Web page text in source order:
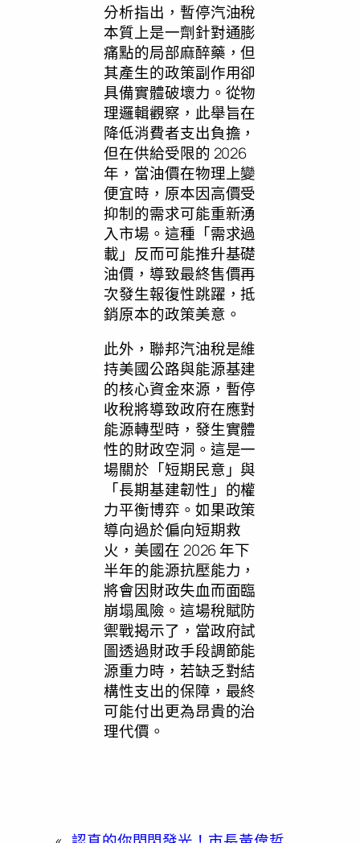
分析指出，暫停汽油稅
本質上是一劑針對通膨
痛點的局部麻醉藥，但
其產生的政策副作用卻
具備實體破壞力。從物
理邏輯觀察，此舉旨在
降低消費者支出負擔，
但在供給受限的 2026
年，當油價在物理上變
便宜時，原本因高價受
抑制的需求可能重新湧
入市場。這種「需求過
載」反而可能推升基礎
油價，導致最終售價再
次發生報復性跳躍，抵
銷原本的政策美意。
此外，聯邦汽油稅是維
持美國公路與能源基建
的核心資金來源，暫停
收稅將導致政府在應對
能源轉型時，發生實體
性的財政空洞。這是一
場關於「短期民意」與
「長期基建韌性」的權
力平衡博弈。如果政策
導向過於偏向短期救
火，美國在 2026 年下
半年的能源抗壓能力，
將會因財政失血而面臨
崩塌風險。這場稅賦防
禦戰揭示了，當政府試
圖透過財政手段調節能
源重力時，若缺乏對結
構性支出的保障，最終
可能付出更為昂貴的治
理代價。